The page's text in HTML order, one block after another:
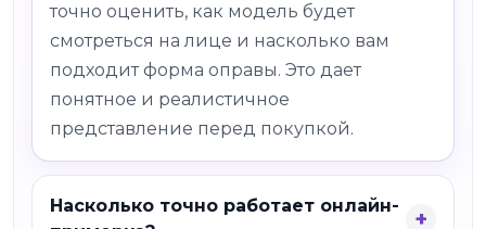
точно оценить, как модель будет
смотреться на лице и насколько вам
подходит форма оправы. Это дает
понятное и реалистичное
представление перед покупкой.
Насколько точно работает онлайн-